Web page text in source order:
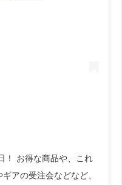
！ お得な商品や、これ
アの受注会などなど、